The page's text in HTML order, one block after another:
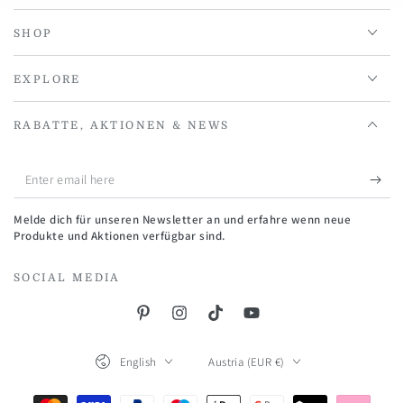
SHOP
EXPLORE
RABATTE, AKTIONEN & NEWS
Enter
email
here
Melde dich für unseren Newsletter an und erfahre wenn neue
Produkte und Aktionen verfügbar sind.
SOCIAL MEDIA
PinterestInstagramTikTokYouTube
English Austria (EUR €)